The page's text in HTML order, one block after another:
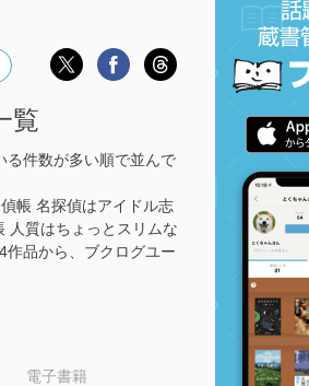
覧
る件数が多い順で並んで
帳 名探偵はアイドル志
人質はちょっとスリムな
品から、ブクログユー
電子書籍